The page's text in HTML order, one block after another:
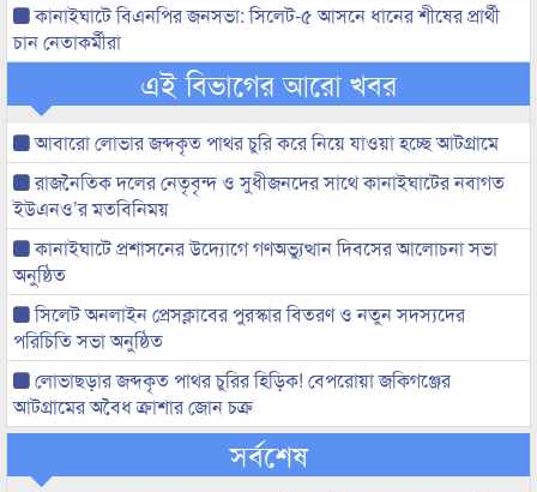
কানাইঘাটে বিএনপির জনসভা: সিলেট-৫ আসনে ধানের শীষের প্রার্থী
চান নেতাকর্মীরা
এই বিভাগের আরো খবর
আবারো লোভার জব্দকৃত পাথর চুরি করে নিয়ে যাওয়া হচ্ছে আটগ্রামে
রাজনৈতিক দলের নেতৃবৃন্দ ও সুধীজনদের সাথে কানাইঘাটের নবাগত
ইউএনও’র মতবিনিময়
কানাইঘাটে প্রশাসনের উদ্যোগে গণঅভ্যুত্থান দিবসের আলোচনা সভা
অনুষ্ঠিত
সিলেট অনলাইন প্রেসক্লাবের পুরস্কার বিতরণ ও নতুন সদস্যদের
পরিচিতি সভা অনুষ্ঠিত
লোভাছড়ার জব্দকৃত পাথর চুরির হিড়িক! বেপরোয়া জকিগঞ্জের
আটগ্রামের অবৈধ ক্রাশার জোন চক্র
সর্বশেষ